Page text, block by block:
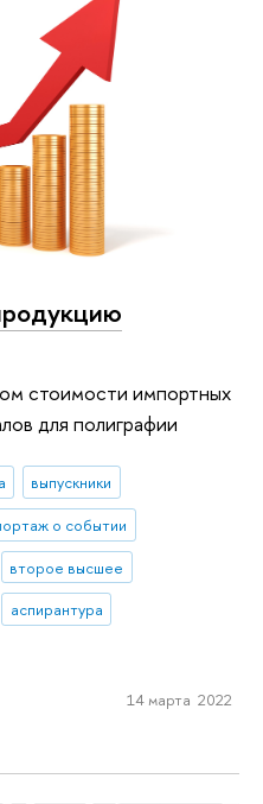
стоимости импортных
для полиграфии
выпускники
о событии
второе высшее
аспирантура
14 марта 2022